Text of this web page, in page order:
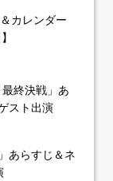
カレンダー
終決戦」あ
スト出演
あらすじ＆ネ